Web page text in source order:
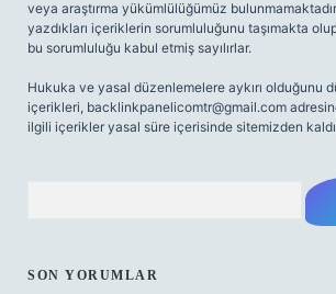
veya araştırma yükümlülüğümüz
yazdıkları içeriklerin sorumluluğunu taşımakta
bu sorumluluğu kabul etmiş sayılırlar.
Hukuka ve yasal düzenlemelere aykırı olduğunu
içerikleri, backlinkpanelicomtr@gmail.com
ilgili içerikler yasal süre içerisinde sitemizden
SON YORUMLAR